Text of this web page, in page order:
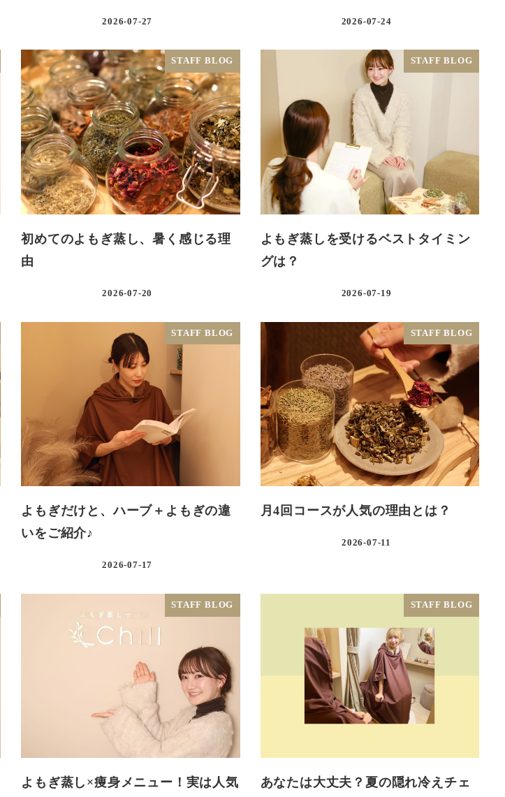
2026-07-27 2026-07-24
STAFF BLOG
初めてのよもぎ蒸し、暑く感じる理
由
2026-07-20
STAFF BLOG
よもぎ蒸しを受けるベストタイミン
グは？
2026-07-19
STAFF BLOG
よもぎだけと、ハーブ＋よもぎの違
いをご紹介♪
2026-07-17
STAFF BLOG
月4回コースが人気の理由とは？
2026-07-11
STAFF BLOG
よもぎ蒸し×痩身メニュー！実は人気
STAFF BLOG
あなたは大丈夫？夏の隠れ冷えチェ